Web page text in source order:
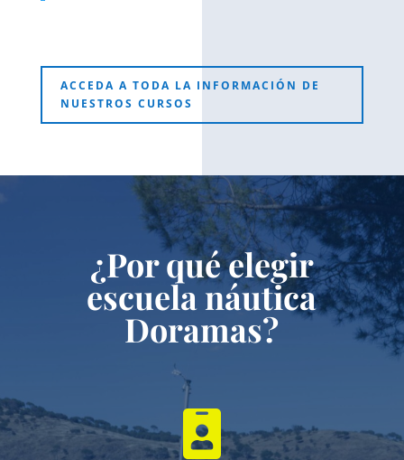
ACCEDA A TODA LA INFORMACIÓN DE
NUESTROS CURSOS
¿Por qué elegir
escuela náutica
Doramas?
